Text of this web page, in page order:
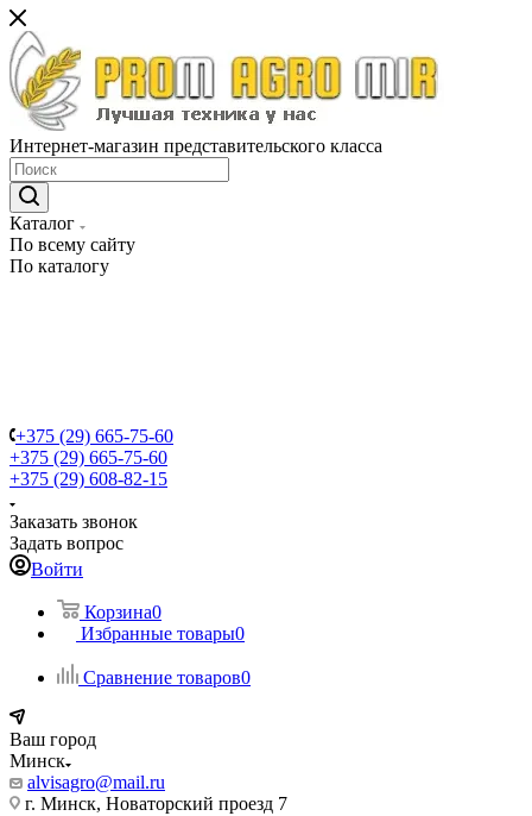
Интернет-магазин представительского класса
Каталог
По всему сайту
По каталогу
+375 (29) 665-75-60
+375 (29) 665-75-60
+375 (29) 608-82-15
Заказать звонок
Задать вопрос
Войти
Корзина0
Избранные товары0
Сравнение товаров0
Ваш город
Минск
alvisagro@mail.ru
г. Минск, Новаторский проезд 7